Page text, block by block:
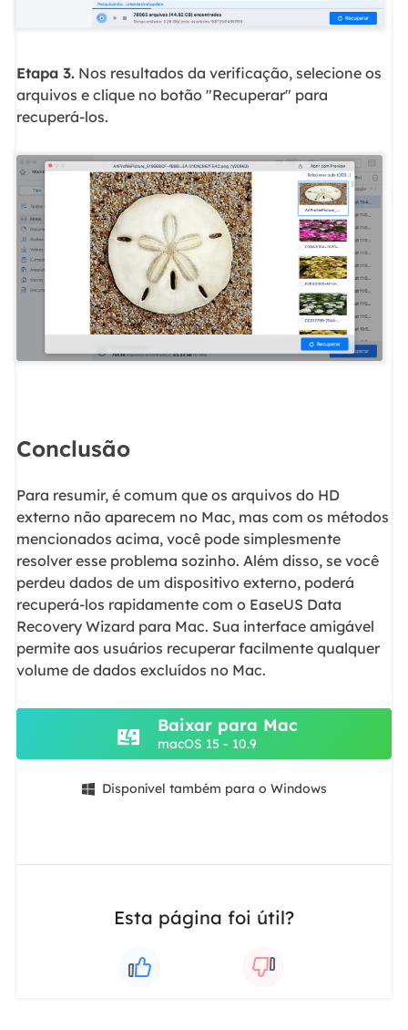
Etapa 3.Nos resultados da verificação, selecione os
arquivos e clique no botão "Recuperar" para
recuperá-los.
Conclusão
Para resumir, é comum que os arquivos do HD
externo não aparecem no Mac, mas com os métodos
mencionados acima, você pode simplesmente
resolver esse problema sozinho. Além disso, se você
perdeu dados de um dispositivo externo, poderá
recuperá-los rapidamente com o EaseUS Data
Recovery Wizard para Mac. Sua interface amigável
permite aos usuários recuperar facilmente qualquer
volume de dados excluídos no Mac.
Baixar para Mac
macOS 15 - 10.9
 Disponível também para o Windows
Esta página foi útil?